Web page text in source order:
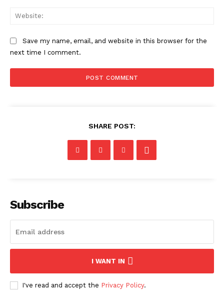
Save my name, email, and website in this browser for the
next time I comment.
SHARE POST:
Subscribe
I WANT IN
I've read and accept the Privacy Policy.